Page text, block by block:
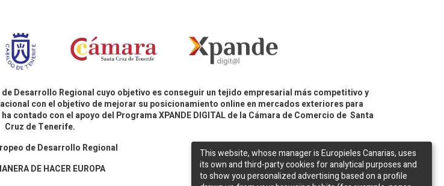
de Desarrollo Regional cuyo objetivo es conseguir un tejido empresarial más competitivo y
con el objetivo de mejorar su posicionamiento online en mercados exteriores para
contado con el apoyo del Programa XPANDE DIGITAL de la Cámara de Comercio de Santa
Cruz de Tenerife.
de Desarrollo Regional
DE HACER EUROPA
This website, whose manager is Europieles Canarias, uses
its own and third-party cookies for analytical purposes and
to show you personalized advertising based on a profile